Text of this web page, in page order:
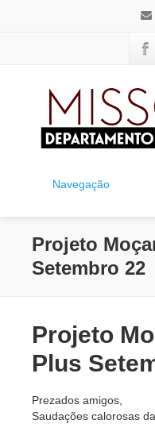
Navegação
Projeto
Setembro 22
Projeto
Plus
Prezados amigos,
Saudações calorosas